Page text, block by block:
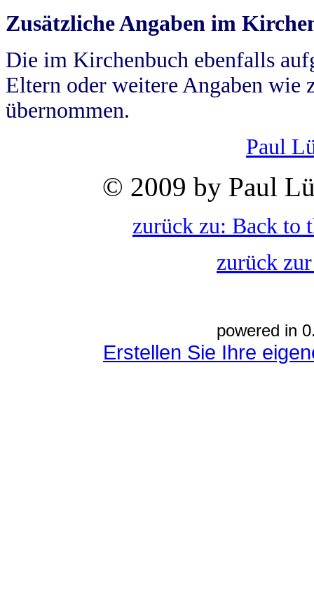
Zusätzliche Angaben im
Die im Kirchenbuch ebenfalls
Eltern oder weitere Angaben wie
übernommen.
Paul
© 2009 by Paul
zurück zu: Back to
zurück
powered in
Erstellen Sie Ihre